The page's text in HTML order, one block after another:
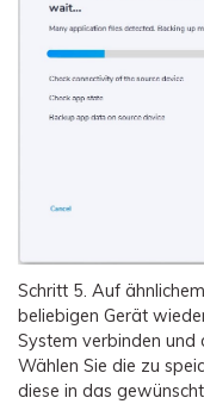
Schritt 5. Auf
beliebigen Gerät
System verbinden und
Wählen Sie die zu
diese in das